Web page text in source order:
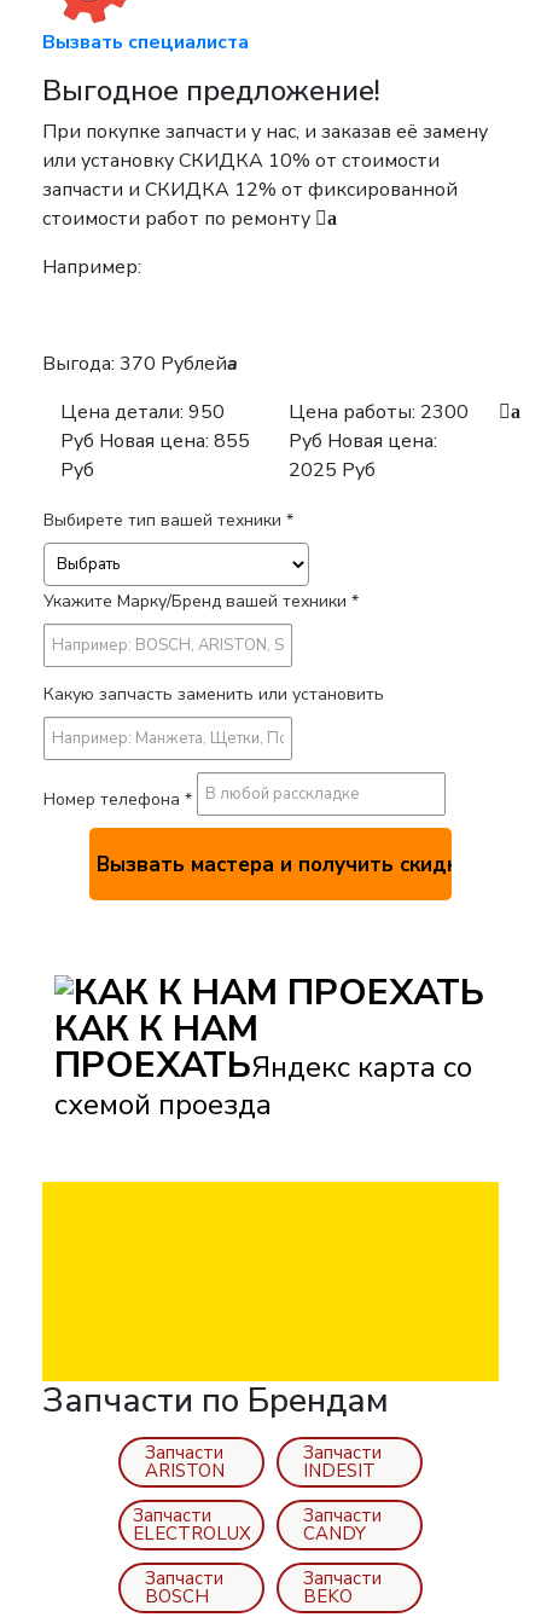
Вызвать специалиста
Выгодное предложение!
При покупке запчасти у нас, и заказав её замену
или установкуСКИДКА 10% от стоимости
запчасти и СКИДКА 12% от фиксированной
стоимости работ по ремонту
a
Например:
Выгода: 370 Рублейa
Цена детали: 950
Руб Новая цена: 855
Руб
Цена работы: 2300
Руб Новая цена:
2025 Руб
a
Выбирете тип вашей техники *
Укажите Марку/Бренд вашей техники *
Какую запчасть заменить или установить
Номер телефона *
КАК К НАМ
ПРОЕХАТЬЯндекс карта со
схемой проезда
Запчасти по Брендам
Запчасти
ARISTON
Запчасти
INDESIT
Запчасти
ELECTROLUX
Запчасти
CANDY
Запчасти
BOSCH
Запчасти
BEKO